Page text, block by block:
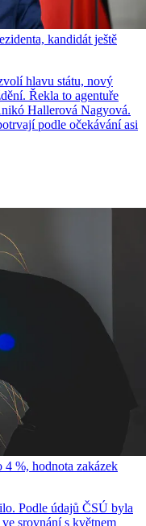
kandidát ještě
hlavu státu, nový
Řekla to agentuře
Hallerová Nagyová.
podle očekávání asi
%, hodnota zakázek
Podle údajů ČSÚ byla
srovnání s květnem